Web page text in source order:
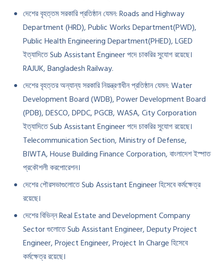
দেশের বৃহত্তম সরকারি প্রতিষ্ঠান যেমন: Roads and Highway
Department (HRD), Public Works Department(PWD),
Public Health Engineering Department(PHED), LGED
ইত্যাদিতে Sub Assistant Engineer পদে চাকরির সুযোগ রয়েছে।
RAJUK, Bangladesh Railway.
দেশের বৃহত্তর অন্যান্য সরকারি নিয়ন্ত্রণাধীন প্রতিষ্ঠান যেমন: Water
Development Board (WDB), Power Development Board
(PDB), DESCO, DPDC, PGCB, WASA, City Corporation
ইত্যাদিতে Sub Assistant Engineer পদে চাকরির সুযোগ রয়েছে।
Telecommunication Section, Ministry of Defense,
BIWTA, House Building Finance Corporation, বাংলাদেশ ইস্পাত
প্রকৌশলী করপোরেশন।
দেশের পৌরসভাগুলোতে Sub Assistant Engineer হিসেবে কর্মক্ষেত্র
রয়েছে।
দেশের বিভিন্ন Real Estate and Development Company
Sector গুলোতে Sub Assistant Engineer, Deputy Project
Engineer, Project Engineer, Project In Charge হিসেবে
কর্মক্ষেত্র রয়েছে।